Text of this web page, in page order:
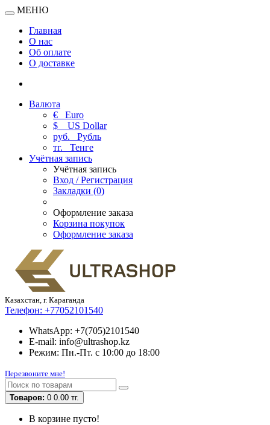
МЕНЮ
Главная
О нас
Об оплате
О доставке
Валюта
€ Euro
$
US Dollar
руб. Рубль
тг. Тенге
Учётная запись
Учётная запись
Вход / Регистрация
Закладки (0)
Оформление заказа
Корзина покупок
Оформление заказа
Казахстан, г. Караганда
Телефон: +77052101540
WhatsApp: +7(705)2101540
E-mail: info@ultrashop.kz
Режим: Пн.-Пт. с 10:00 до 18:00
Перезвоните мне!
Товаров: 0 0.00 тг.
В корзине пусто!